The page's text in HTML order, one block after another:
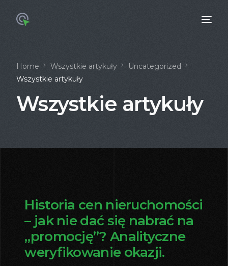
Home Wszystkie artykuły
Uncategorized
Wszystkie artykuły
Wszystkie artykuły
Historia cen nieruchomości
– jak nie dać się nabrać na
„promocję”? Analityczne
weryfikowanie okazji.